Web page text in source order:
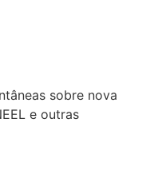
sobre nova
e outras